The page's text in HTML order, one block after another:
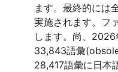
ます。最終的には
実施されます。フ
します。尚、
33,843語彙
28,417語彙に日本